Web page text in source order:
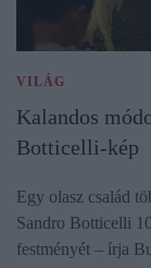
VILÁG
Kalandos
Botticelli-kép
Egy olasz család
Sandro Botticelli
festményét – írja